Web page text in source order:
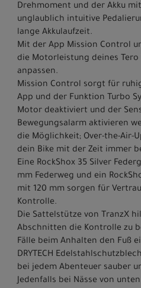
Drehmoment und der Akku
unglaublich intuitive
lange Akkulaufzeit.
Mit der App Mission Control
die Motorleistung deines Tero
anpassen.
Mission Control sorgt für
App und der Funktion Turbo
Motor deaktiviert und der
Bewegungsalarm aktivieren
die Möglichkeit; Over-the-Air-
dein Bike mit der Zeit immer
Eine RockShox 35 Silver
mm Federweg und ein
mit 120 mm sorgen für
Kontrolle.
Die Sattelstütze von TranzX
Abschnitten die Kontrolle zu
Fälle beim Anhalten den Fuß
DRYTECH
bei jedem Abenteuer sauber
Jedenfalls bei Nässe von